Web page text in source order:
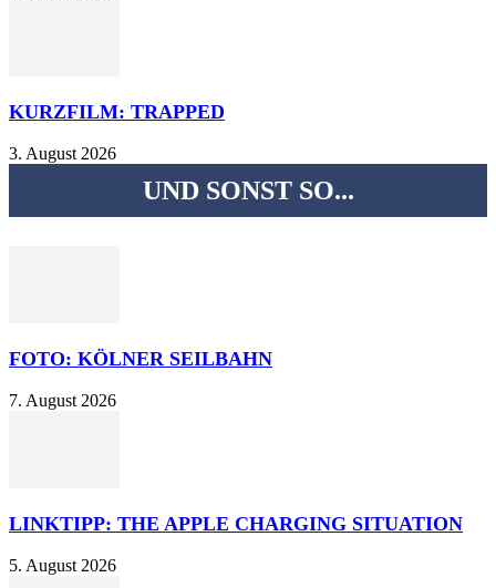
KURZFILM: TRAPPED
3. August 2026
UND SONST SO...
FOTO: KÖLNER SEILBAHN
7. August 2026
LINKTIPP: THE APPLE CHARGING SITUATION
5. August 2026